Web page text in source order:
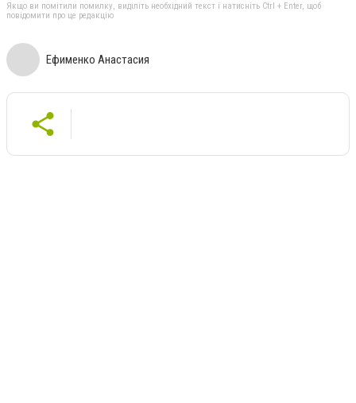
Якщо ви помітили помилку, виділіть необхідний текст і натисніть Ctrl + Enter, щоб
повідомити про це редакцію
Ефименко Анастасия